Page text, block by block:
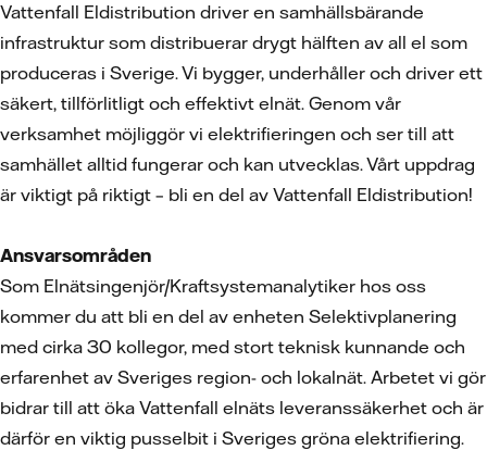
Vattenfall Eldistribution driver en samhällsbärande
infrastruktur som distribuerar drygt hälften av all el som
produceras i Sverige. Vi bygger, underhåller och driver ett
säkert, tillförlitligt och effektivt elnät. Genom vår
verksamhet möjliggör vi elektrifieringen och ser till att
samhället alltid fungerar och kan utvecklas. Vårt uppdrag
är viktigt på riktigt – bli en del av Vattenfall Eldistribution!
Ansvarsområden
Som Elnätsingenjör/Kraftsystemanalytiker hos oss
kommer du att bli en del av enheten Selektivplanering
med cirka 30 kollegor, med stort teknisk kunnande och
erfarenhet av Sveriges region- och lokalnät. Arbetet vi gör
bidrar till att öka Vattenfall elnäts leveranssäkerhet och är
därför en viktig pusselbit i Sveriges gröna elektrifiering.